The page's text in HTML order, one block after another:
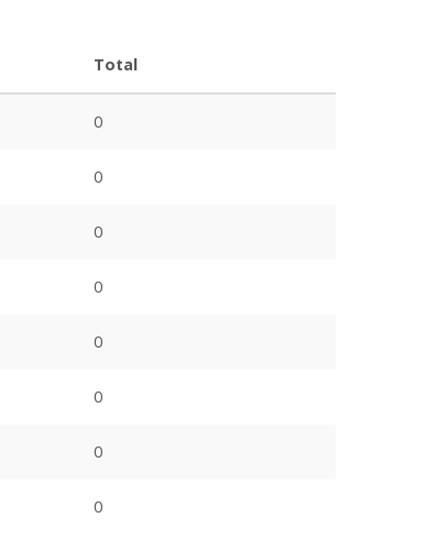
Total
0
0
0
0
0
0
0
0